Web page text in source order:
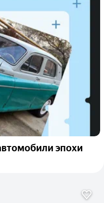
эпохи